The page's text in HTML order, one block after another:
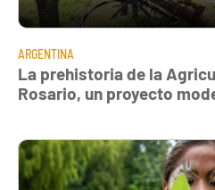
ARGENTINA
La prehistoria de la
Rosario, un proyecto